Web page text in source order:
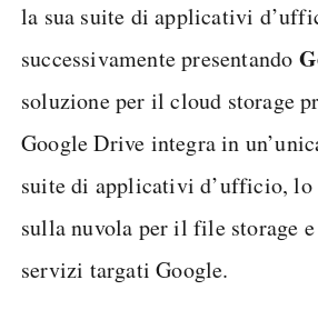
la sua suite di applicativi
successivamente presentando
soluzione per il cloud storage
Google Drive integra in
suite di applicativi d’ufficio, lo
sulla nuvola per il file storage
servizi targati Google.